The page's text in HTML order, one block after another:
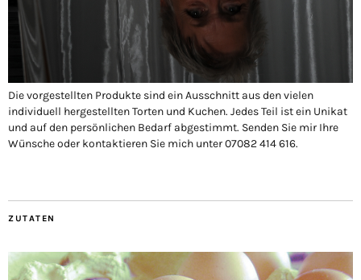
Die vorgestellten Produkte sind ein Ausschnitt aus den vielen
individuell hergestellten Torten und Kuchen. Jedes Teil ist ein Unikat
und auf den persönlichen Bedarf abgestimmt. Senden Sie mir Ihre
Wünsche oder kontaktieren Sie mich unter 07082 414 616.
ZUTATEN